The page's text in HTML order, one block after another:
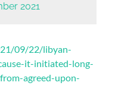
2021
09/22/libyan-
it-initiated-long-
agreed-upon-